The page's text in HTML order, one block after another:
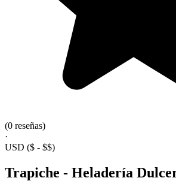
(0 reseñas)
·
USD ($ - $$)
Trapiche - Heladería